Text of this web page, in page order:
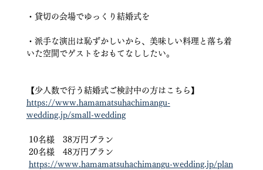
・貸切の会場でゆっくり結婚式を
・派手な演出は恥ずかしいから、美味しい料理と落ち着
いた空間でゲストをおもてなししたい。
【少人数で行う結婚式ご検討中の方はこちら】
https://www.hamamatsuhachimangu-
wedding.jp/small-wedding
10名様　38万円プラン
20名様　48万円プラン
https://www.hamamatsuhachimangu-wedding.jp/plan